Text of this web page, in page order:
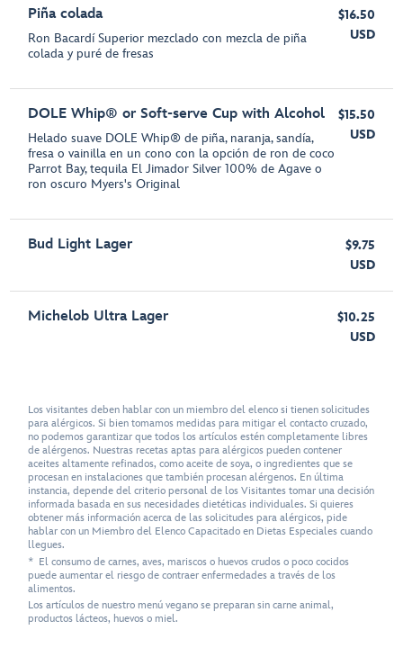
Piña colada
Ron Bacardí Superior mezclado con mezcla de piña
colada y puré de fresas
$16.50
USD
DOLE Whip® or Soft-serve Cup with Alcohol
Helado suave DOLE Whip® de piña, naranja, sandía,
fresa o vainilla en un cono con la opción de ron de coco
Parrot Bay, tequila El Jimador Silver 100% de Agave o
ron oscuro Myers's Original
$15.50
USD
Bud Light Lager
$9.75
USD
Michelob Ultra Lager
$10.25
USD
Los visitantes deben hablar con un miembro del elenco si tienen solicitudes
para alérgicos. Si bien tomamos medidas para mitigar el contacto cruzado,
no podemos garantizar que todos los artículos estén completamente libres
de alérgenos. Nuestras recetas aptas para alérgicos pueden contener
aceites altamente refinados, como aceite de soya, o ingredientes que se
procesan en instalaciones que también procesan alérgenos. En última
instancia, depende del criterio personal de los Visitantes tomar una decisión
informada basada en sus necesidades dietéticas individuales. Si quieres
obtener más información acerca de las solicitudes para alérgicos, pide
hablar con un Miembro del Elenco Capacitado en Dietas Especiales cuando
llegues.
* El consumo de carnes, aves, mariscos o huevos crudos o poco cocidos
puede aumentar el riesgo de contraer enfermedades a través de los
alimentos.
Los artículos de nuestro menú vegano se preparan sin carne animal,
productos lácteos, huevos o miel.